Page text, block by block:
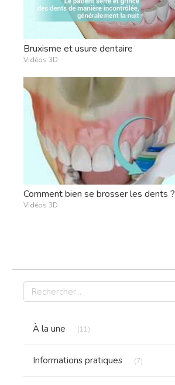
Bruxisme et usure dentaire
Vidéos 3D
Comment bien se brosser les dents ?
Vidéos 3D
Rechercher
À la une (11)
Informations pratiques (7)